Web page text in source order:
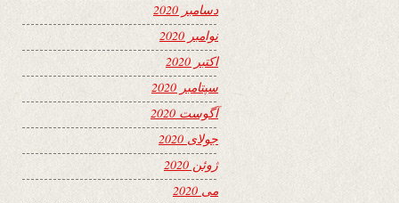
دسامبر 2020
نوامبر 2020
اکتبر 2020
سپتامبر 2020
آگوست 2020
جولای 2020
ژوئن 2020
می 2020